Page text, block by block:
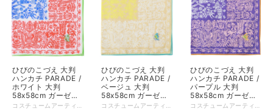
ひびのこづえ 大判
ハンカチ PARADE /
ホワイト 大判
58x58cm ガーゼ素
材 綿100% 日本製
ひびのこづえ 大判
ハンカチ PARADE /
ベージュ 大判
58x58cm ガーゼ素
材 綿100% 日本製
ひびのこづえ 大判
ハンカチ PARADE /
パープル 大判
58x58cm ガーゼ素
材 綿100% 日本製